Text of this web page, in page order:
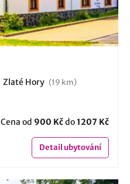
Zlaté Hory (19 km)
Cena od 900 Kčdo1207 Kč
Detailubytování